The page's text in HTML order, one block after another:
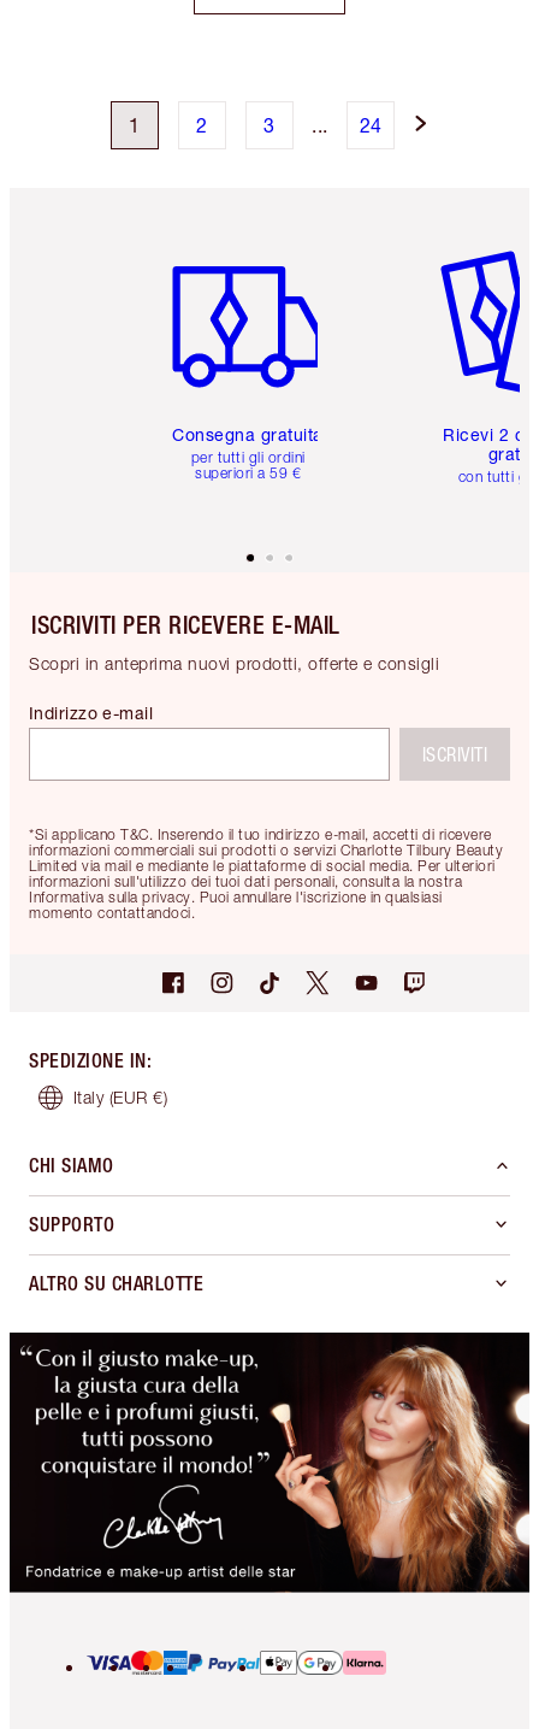
1 2 3 24
Consegna gratuita
per tutti gli ordini
superiori a 59 €
Ricevi 2
con tutti gli
ISCRIVITI PER RICEVERE E-MAIL
Scopri in anteprima nuovi prodotti, offerte e consigli
*Si applicano T&C. Inserendo il tuo indirizzo e-mail, accetti di ricevere
informazioni commerciali sui prodotti o servizi Charlotte Tilbury Beauty
Limited via mail e mediante le piattaforme di social media. Per ulteriori
informazioni sull'utilizzo dei tuoi dati personali, consulta la nostra
Informativa sulla privacy. Puoi annullare l'iscrizione in qualsiasi
momento contattandoci.
Indirizzo e-mail
ISCRIVITI
SPEDIZIONE IN:
Italy (EUR €)
CHI SIAMO
SUPPORTO
ALTRO SU CHARLOTTE